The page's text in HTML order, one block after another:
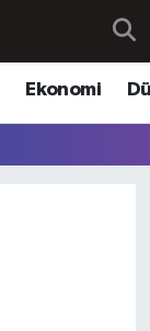
Ekonomi